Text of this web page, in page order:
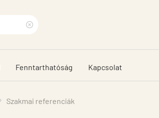
search
phrase
Fenntarthatóság Kapcsolat
Szakmai referenciák